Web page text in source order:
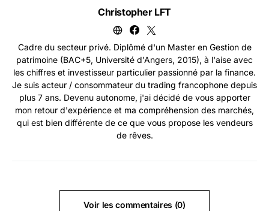
Christopher LFT
Cadre du secteur privé. Diplômé d'un Master en Gestion de
patrimoine (BAC+5, Université d'Angers, 2015), à l'aise avec
les chiffres et investisseur particulier passionné par la finance.
Je suis acteur / consommateur du trading francophone depuis
plus 7 ans. Devenu autonome, j'ai décidé de vous apporter
mon retour d'expérience et ma compréhension des marchés,
qui est bien différente de ce que vous propose les vendeurs
de rêves.
Voir les commentaires (0)